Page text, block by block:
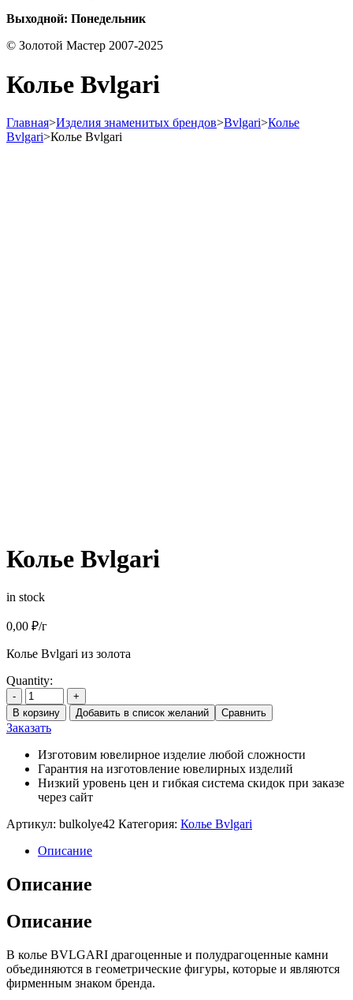
Выходной: Понедельник
© Золотой Мастер 2007-2025
Колье Bvlgari
Главная>Изделия знаменитых брендов>Bvlgari>Колье
Bvlgari>Колье Bvlgari
Колье Bvlgari
in stock
0,00 ₽/г
Колье Bvlgari из золота
Quantity:
-
+
В корзину
Добавить в список желаний Сравнить
Заказать
Изготовим ювелирное изделие любой сложности
Гарантия на изготовление ювелирных изделий
Низкий уровень цен и гибкая система скидок при заказе
через сайт
Артикул: bulkolye42 Категория: Колье Bvlgari
Описание
Описание
Описание
В колье BVLGARI драгоценные и полудрагоценные камни
объединяются в геометрические фигуры, которые и являются
фирменным знаком бренда.